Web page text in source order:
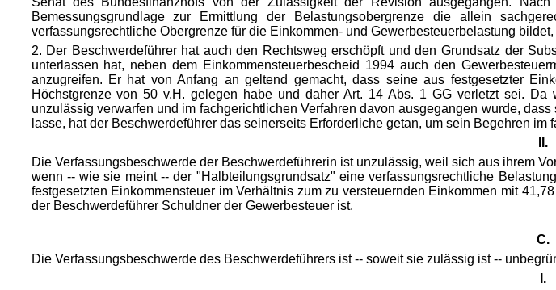
Bemessungsgrundlage zur Ermittlung der Belastungsobergrenze die allein
verfassungsrechtliche Obergrenze für die Einkommen- und Gewerbesteuerbelastung
2. Der Beschwerdeführer hat auch den Rechtsweg erschöpft und den Grundsatz der
unterlassen hat, neben dem Einkommensteuerbescheid 1994 auch den
anzugreifen. Er hat von Anfang an geltend gemacht, dass seine aus festgesetzter
Höchstgrenze von 50 v.H. gelegen habe und daher Art. 14 Abs. 1 GG verletzt sei.
unzulässig verwarfen und im fachgerichtlichen Verfahren davon ausgegangen wurde,
lasse, hat der Beschwerdeführer das seinerseits Erforderliche getan, um sein Begehren im
II.
Die Verfassungsbeschwerde der Beschwerdeführerin ist unzulässig, weil sich aus ihrem
wenn -- wie sie meint -- der "Halbteilungsgrundsatz" eine verfassungsrechtliche
festgesetzten Einkommensteuer im Verhältnis zum zu versteuernden Einkommen mit
der Beschwerdeführer Schuldner der Gewerbesteuer ist.
C.
Die Verfassungsbeschwerde des Beschwerdeführers ist -- soweit sie zulässig ist --
I.